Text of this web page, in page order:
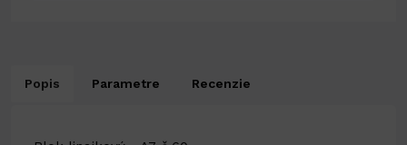
Popis Parametre Recenzie